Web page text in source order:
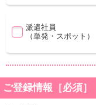
派遣社員
（単発・スポット）
ご登録情報［必須］